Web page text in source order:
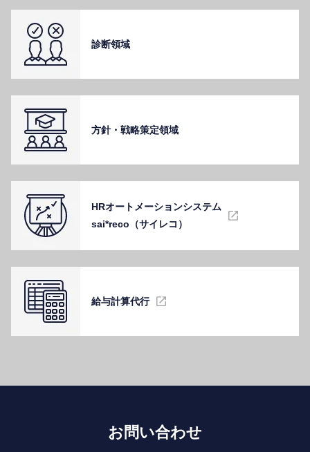
診断領域
⽅針・戦略策定領域
HRオートメーションシステム
sai*reco（サイレコ）
給与計算代⾏
お問い合わせ